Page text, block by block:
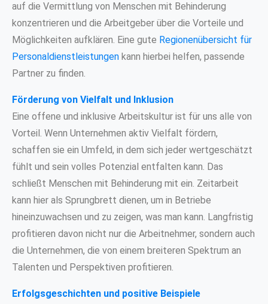
auf die Vermittlung von Menschen mit Behinderung
konzentrieren und die Arbeitgeber über die Vorteile und
Möglichkeiten aufklären. Eine gute Regionenübersicht für
Personaldienstleistungen kann hierbei helfen, passende
Partner zu finden.
Förderung von Vielfalt und Inklusion
Eine offene und inklusive Arbeitskultur ist für uns alle von
Vorteil. Wenn Unternehmen aktiv Vielfalt fördern,
schaffen sie ein Umfeld, in dem sich jeder wertgeschätzt
fühlt und sein volles Potenzial entfalten kann. Das
schließt Menschen mit Behinderung mit ein. Zeitarbeit
kann hier als Sprungbrett dienen, um in Betriebe
hineinzuwachsen und zu zeigen, was man kann. Langfristig
profitieren davon nicht nur die Arbeitnehmer, sondern auch
die Unternehmen, die von einem breiteren Spektrum an
Talenten und Perspektiven profitieren.
Erfolgsgeschichten und positive Beispiele